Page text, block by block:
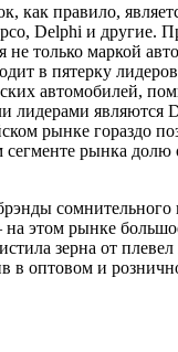
правило,
Delphi и другие.
не только маркой
в пятерку
автомобилей,
лидерами
рынке гораздо
рынка
этом рынке
зерна от
в оптовом и